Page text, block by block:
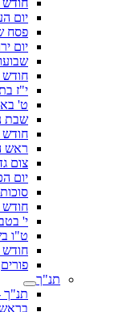
חודש
יום
פסח
יום
חודש
י"ז
ט'
שבת
חודש
ראש
צום
יום
חודש
י'
ט"ו
תנ"ך
תנ"ך